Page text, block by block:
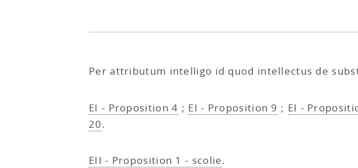
Per attributum intelligo id quod intellectus de
EI - Proposition 4 ; EI - Proposition 9 ; EI -
20.
EII - Proposition 1 - scolie.